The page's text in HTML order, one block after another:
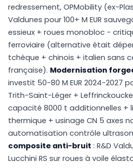
redressement, OPMobility (ex-
Valdunes pour 100+ M EUR
essieux + roues monobloc -
ferroviaire (alternative était
tchèque + chinois + italien sans
française). Modernisation
investit 50-80 M EUR 2024-2027
Trith-Saint-Léger +
capacité 8000 t additionnelles +
thermique + usinage CN 5 axes
automatisation contrôle
composite anti-bruit : R&D
Lucchini RS sur roues à voile